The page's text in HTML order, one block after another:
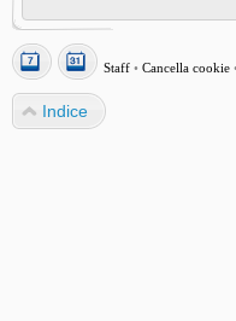
Staff • Cancella cookie •
Indice